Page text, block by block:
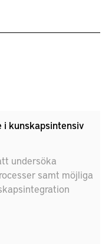
kunskapsintensiv
undersöka
samt möjliga